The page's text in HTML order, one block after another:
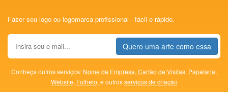
Fazer seu logo ou logomarca profissional - fácil e rápido.
Quero uma arte como essa
Conheça outros serviços: Nome de Empresa, Cartão de Visitas, Papelaria,
Website, Folheto, e outrosserviços de criação